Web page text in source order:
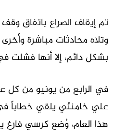
وتلاه محادثات مباشرة
بشكل دائم، إلا أنها فشلت
علي خامنئي يلقي خطاباً
هذا العام، وُضع كرسي فارغ